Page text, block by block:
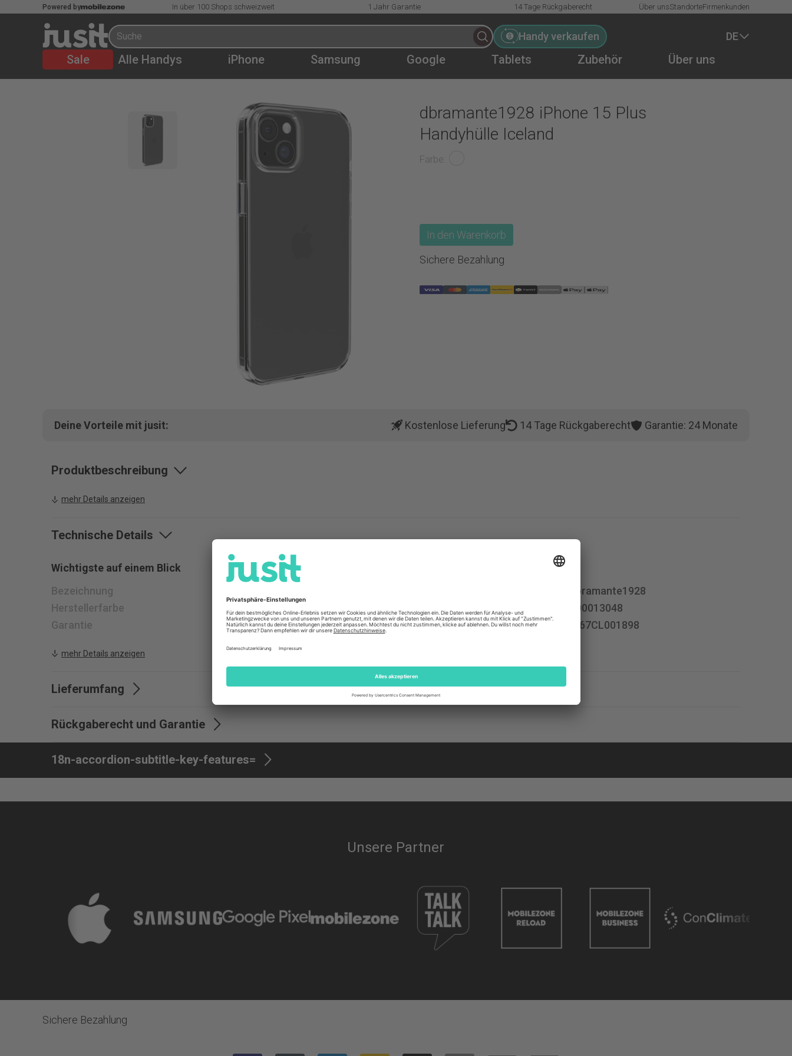
Powered by In über 100 Shops schweizweit 1 Jahr Garantie 14 Tage Rückgaberecht Über unsStandorteFirmenkunden
Handy verkaufen DE
Sale Alle Handys iPhone Samsung Google Tablets Zubehör
Über uns
CHF 29.95
CHF gespart!
dbramante1928 iPhone 15 Plus
Handyhülle Iceland
In den Warenkorb
Sichere Bezahlung
Farbe
Deine Vorteile mit jusit: Kostenlose Lieferung 14 Tage Rückgaberecht Garantie: 24 Monate
Produktbeschreibung
mehr Details anzeigen
Technische Details
Wichtigste auf einem Blick
Bezeichnung
Herstellerfarbe
Transparent
Garantie
24 Monate
dbramante1928
Artikelnummer
100013048
Herstellernummer
ID67CL001898
mehr Details anzeigen
Lieferumfang
Rückgaberecht und Garantie
18n-accordion-subtitle-key-features=
Unsere Partner
Sichere Bezahlung